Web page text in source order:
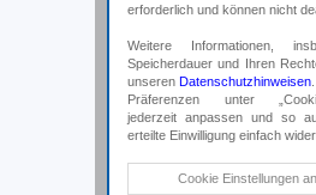
erforderlich und können nicht
Weitere Informationen,
Speicherdauer und Ihren
unserenDatenschutzhinweisen
Präferenzen unter
jederzeit anpassen und so
erteilte Einwilligung einfach
Technische Cookies
Cookie Einstellungen